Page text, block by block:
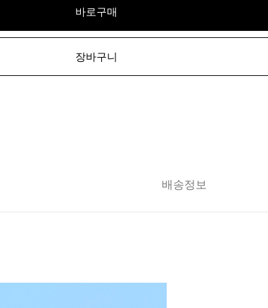
바로구매
장바구니
배송정보